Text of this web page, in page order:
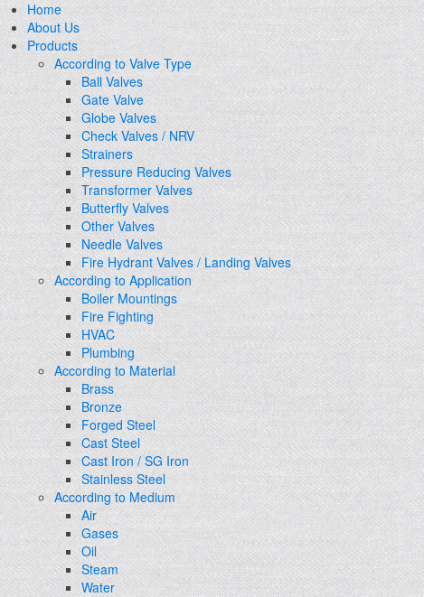
Home
About Us
Products
According to Valve Type
Ball Valves
Gate Valve
Globe Valves
Check Valves / NRV
Strainers
Pressure Reducing Valves
Transformer Valves
Butterfly Valves
Other Valves
Needle Valves
Fire Hydrant Valves / Landing Valves
According to Application
Boiler Mountings
Fire Fighting
HVAC
Plumbing
According to Material
Brass
Bronze
Forged Steel
Cast Steel
Cast Iron / SG Iron
Stainless Steel
According to Medium
Air
Gases
Oil
Steam
Water